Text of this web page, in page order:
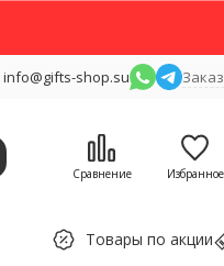
info@gifts-shop.su
Сравнение Избранное
Товары по акции